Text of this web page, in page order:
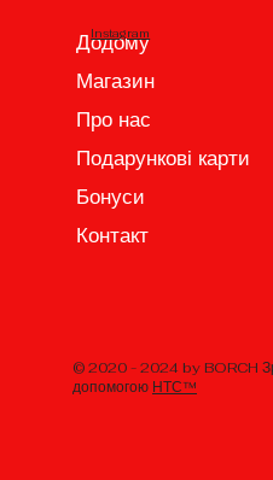
© 2020 - 2024 by BORCH
допомогою НТС™
Додому
Магазин
Про нас
Подарункові карти
Бонуси
Контакт
Instagram